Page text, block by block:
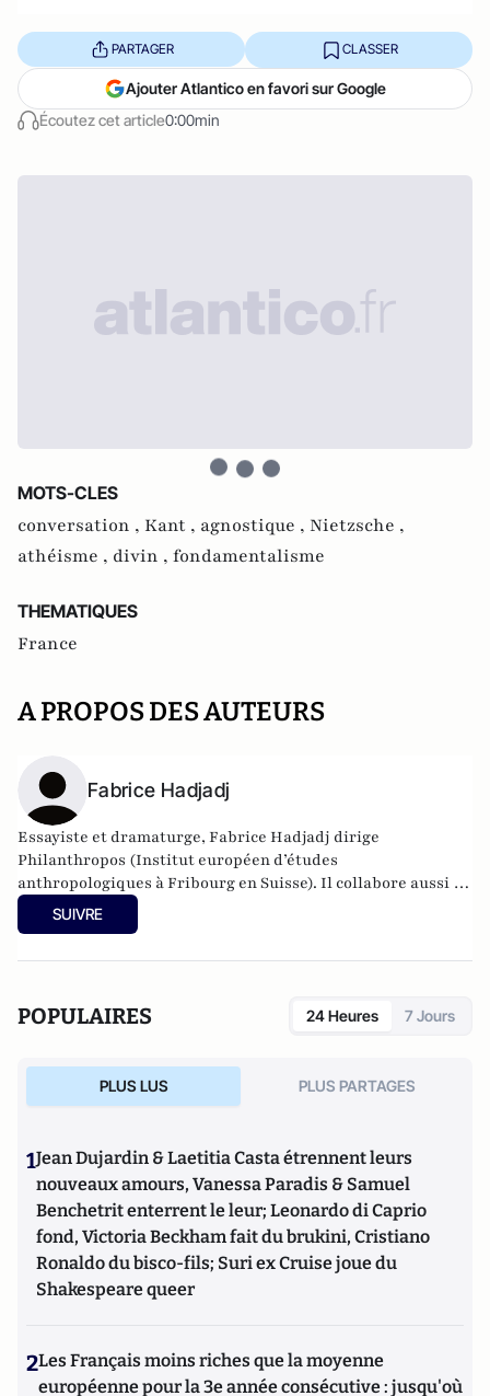
Écoutez cet article0:00min
PARTAGER CLASSER
Ajouter Atlantico en favori sur Google
MOTS-CLES
conversation , Kant , agnostique , Nietzsche ,
athéisme , divin , fondamentalisme
THEMATIQUES
France
A PROPOS DES AUTEURS
Fabrice Hadjadj
Essayiste et dramaturge, Fabrice Hadjadj dirige
Philanthropos (Institut européen d’études
anthropologiques à Fribourg en Suisse). Il collabore aussi au
Figaro littéraire et à Art press, ainsi qu’à Panorama et à
Prier.
SUIVRE
POPULAIRES 24 Heures 7 Jours
PLUS LUS PLUS PARTAGES
1Jean Dujardin & Laetitia Casta étrennent leurs
nouveaux amours, Vanessa Paradis & Samuel
Benchetrit enterrent le leur; Leonardo di Caprio
fond, Victoria Beckham fait du brukini, Cristiano
Ronaldo du bisco-fils; Suri ex Cruise joue du
Shakespeare queer
2Les Français moins riches que la moyenne
européenne pour la 3e année consécutive : jusqu'où